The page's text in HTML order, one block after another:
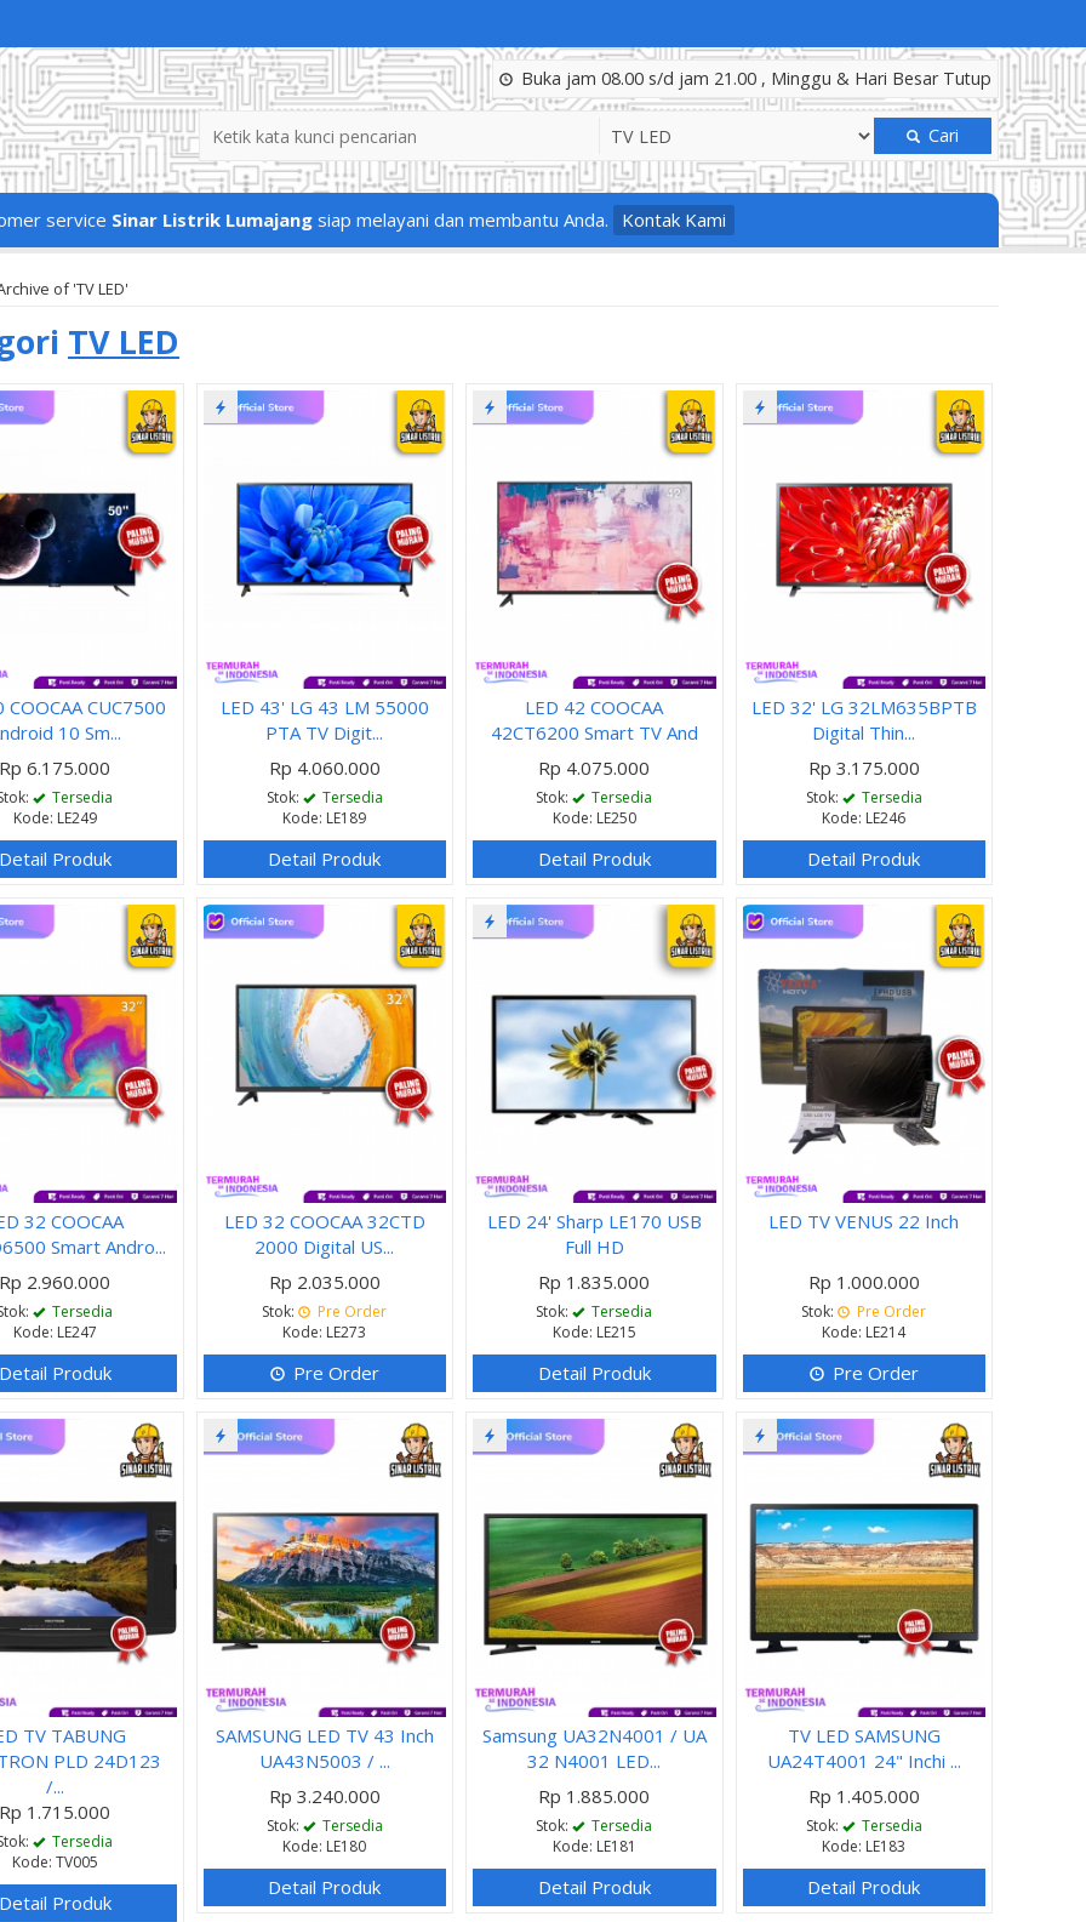
Buka jam 08.00 s/d jam 21.00 , Minggu & Hari Besar Tutup
Cari
service Sinar Listrik Lumajang siap melayani dan membantu Anda. Kontak Kami
of 'TV LED'
TV LED
COOCAA CUC7500
10 Sm...
Rp 6.175.000
Tersedia
Kode: LE249
Detail Produk
LED 43' LG 43 LM 55000
PTA TV Digit...
Rp 4.060.000
Stok:
Tersedia
Kode: LE189
Detail Produk
LED 42 COOCAA
42CT6200 Smart TV And
Rp 4.075.000
Stok:
Tersedia
Kode: LE250
Detail Produk
LED 32' LG 32LM635BPTB
Digital Thin...
Rp 3.175.000
Stok:
Tersedia
Kode: LE246
Detail Produk
32 COOCAA
Smart Andro...
Rp 2.960.000
Tersedia
Kode: LE247
Detail Produk
LED 32 COOCAA 32CTD
2000 Digital US...
Rp 2.035.000
Stok:
Pre Order
Kode: LE273
Pre Order
LED 24' Sharp LE170 USB
Full HD
Rp 1.835.000
Stok:
Tersedia
Kode: LE215
Detail Produk
LED TV VENUS 22 Inch
Rp 1.000.000
Stok:
Pre Order
Kode: LE214
Pre Order
TV TABUNG
PLD 24D123
/...
Rp 1.715.000
Tersedia
Kode: TV005
Detail Produk
SAMSUNG LED TV 43 Inch
UA43N5003 / ...
Rp 3.240.000
Stok:
Tersedia
Kode: LE180
Detail Produk
Samsung UA32N4001 / UA
32 N4001 LED...
Rp 1.885.000
Stok:
Tersedia
Kode: LE181
Detail Produk
TV LED SAMSUNG
UA24T4001 24" Inchi ...
Rp 1.405.000
Stok:
Tersedia
Kode: LE183
Detail Produk